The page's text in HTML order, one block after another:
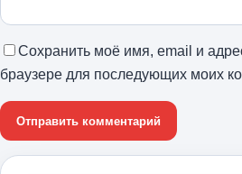
Сохранить моё имя, email и
браузере для последующих моих